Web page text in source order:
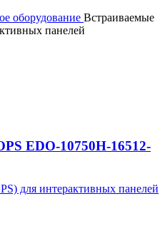
оборудование Встраиваемые
панелей
EDO-10750H-16512-
для интерактивных панелей